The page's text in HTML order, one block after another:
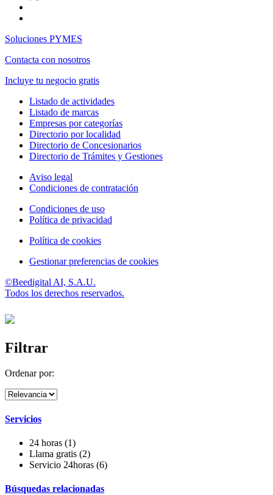
Soluciones PYMES
Contacta con nosotros
Incluye tu negocio gratis
Listado de actividades
Listado de marcas
Empresas por categorías
Directorio por localidad
Directorio de Concesionarios
Directorio de Trámites y Gestiones
Aviso legal
Condiciones de contratación
Condiciones de uso
Política de privacidad
Política de cookies
Gestionar preferencias de cookies
©Beedigital AI, S.A.U.
Todos los derechos reservados.
Filtrar
Ordenar por:
Servicios
24 horas (1)
Llama gratis (2)
Servicio 24horas (6)
Búsquedas relacionadas